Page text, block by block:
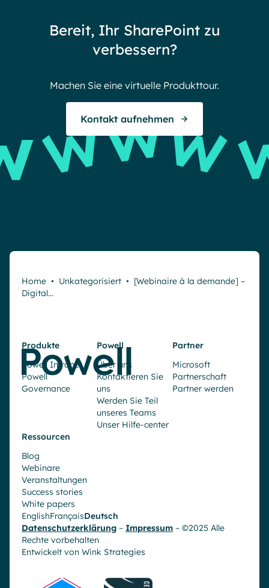
Endless gratitude
Bereit, Ihr SharePoint zu
verbessern?
Machen Sie eine virtuelle Produkttour.
Kontakt aufnehmen
Home • Unkategorisiert • [Webinaire à la demande] –
Digital…
Produkte
Powell Intranet
Powell
Governance
Powell
Über uns
Kontaktieren Sie
uns
Werden Sie Teil
unseres Teams
Unser Hilfe-center
Partner
Microsoft
Partnerschaft
Partner werden
Ressourcen
Blog
Webinare
Veranstaltungen
Success stories
White papers
EnglishFrançaisDeutsch
Datenschutzerklärung – Impressum – ©2025 Alle
Rechte vorbehalten
Entwickelt von Wink Strategies